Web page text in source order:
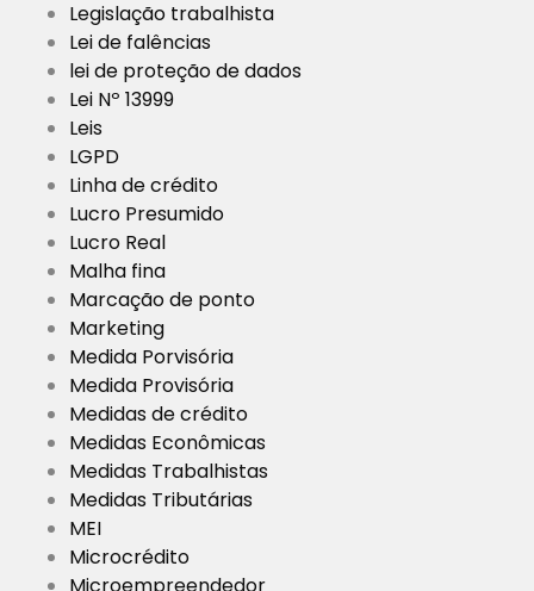
Legislação trabalhista
Lei de falências
lei de proteção de dados
Lei Nº 13999
Leis
LGPD
Linha de crédito
Lucro Presumido
Lucro Real
Malha fina
Marcação de ponto
Marketing
Medida Porvisória
Medida Provisória
Medidas de crédito
Medidas Econômicas
Medidas Trabalhistas
Medidas Tributárias
MEI
Microcrédito